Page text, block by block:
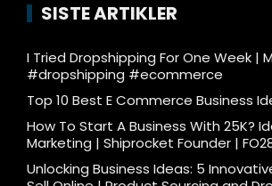
SISTE ARTIKLER
I Tried Dropshipping For One Week |
#dropshipping #ecommerce
Top 10 Best E Commerce Business
How To Start A Business With 25K?
Marketing | Shiprocket Founder |
Unlocking Business Ideas: 5